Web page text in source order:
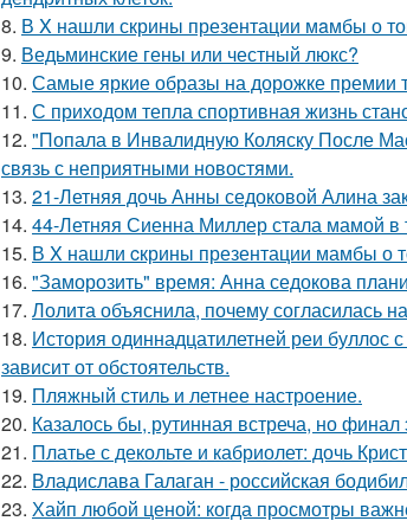
8. В X нашли скрины презентации мaмбы о
9. Ведьминские гены или честный люкс?
10. Самые яркие образы на дорожке премии
11. С приходом тепла спортивная жизнь
12. "Попала в Инвалидную Коляску После
связь с неприятными новостями.
13. 21-Летняя дочь Анны седоковой Алина
14. 44-Летняя Сиенна Миллер стала мамой в
15. В X нашли cкрины презентации мамбы о
16. "Заморозить" время: Анна седокова
17. Лолита объяснила, почему согласилась
18. История одиннадцатилетней реи
зависит от обстоятельств.
19. Пляжный стиль и летнее настроение.
20. Казалось бы, рутинная встреча, но
21. Платье с декольте и кабриолет: дочь
22. Владислава Галаган - российская
23. Хайп любой ценой: когда просмотры